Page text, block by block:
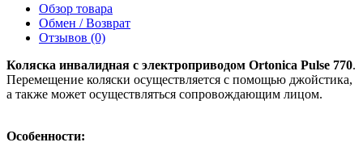
Обзор товара
Обмен / Возврат
Отзывов (0)
Коляска инвалидная с электроприводом Ortonica Pulse 770.
Перемещение коляски осуществляется с помощью джойстика,
а также может осуществляться сопровождающим лицом.
Особенности: